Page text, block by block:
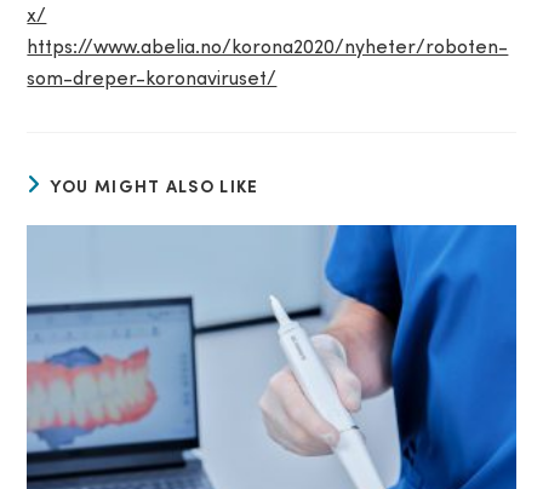
x/
https://www.abelia.no/korona2020/nyheter/roboten-
som-dreper-koronaviruset/
YOU MIGHT ALSO LIKE